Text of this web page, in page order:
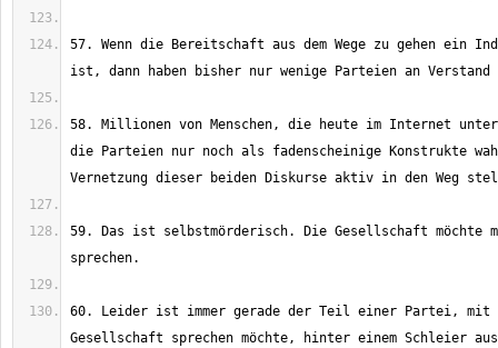
57. Wenn die Bereitschaft aus dem Wege zu gehen ein
58. Millionen von Menschen, die heute im Internet
die Parteien nur noch als fadenscheinige Konstrukte
59. Das ist selbstmörderisch. Die Gesellschaft möchte
60. Leider ist immer gerade der Teil einer Partei, mit
Gesellschaft sprechen möchte, hinter einem Schleier